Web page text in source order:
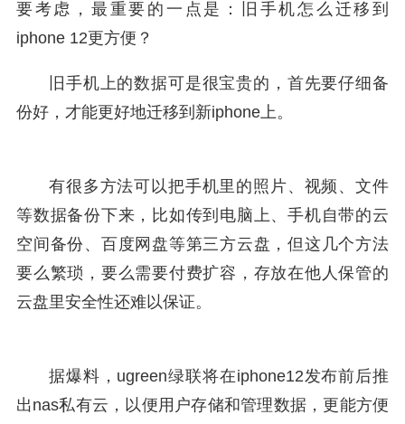
要考虑，最重要的一点是：旧手机怎么迁移到
iphone 12更方便？
旧手机上的数据可是很宝贵的，首先要仔细备
份好，才能更好地迁移到新iphone上。
有很多方法可以把手机里的照片、视频、文件
等数据备份下来，比如传到电脑上、手机自带的云
空间备份、百度网盘等第三方云盘，但这几个方法
要么繁琐，要么需要付费扩容，存放在他人保管的
云盘里安全性还难以保证。
据爆料，ugreen绿联将在iphone12发布前后推
出nas私有云，以便用户存储和管理数据，更能方便